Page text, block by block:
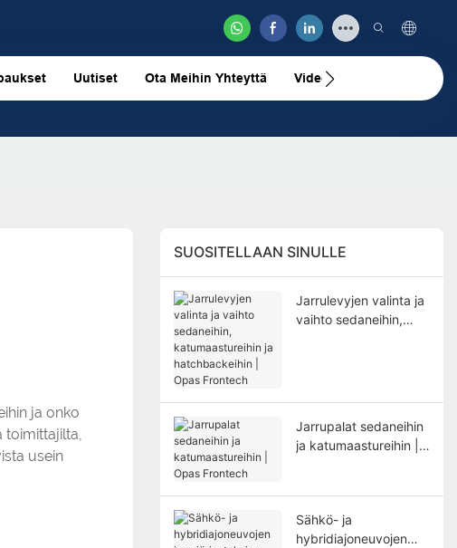
Uutiset Ota Meihin Yhteyttä Videovideo
ja onko
toimittajilta,
usein
SUOSITELLAAN SINULLE
Jarrulevyjen valinta ja
vaihto sedaneihin,
Jarrupalat sedaneihin
ja katumaastureihin |
Sähkö- ja
hybridiajoneuvojen